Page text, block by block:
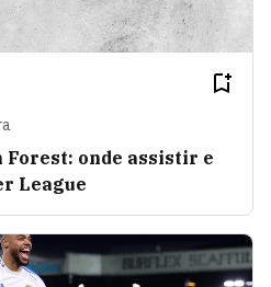
onde assistir e
League